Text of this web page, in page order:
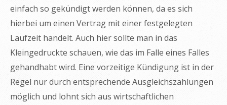
einfach so gekündigt werden können, da es sich
hierbei um einen Vertrag mit einer festgelegten
Laufzeit handelt. Auch hier sollte man in das
Kleingedruckte schauen, wie das im Falle eines Falles
gehandhabt wird. Eine vorzeitige Kündigung ist in der
Regel nur durch entsprechende Ausgleichszahlungen
möglich und lohnt sich aus wirtschaftlichen